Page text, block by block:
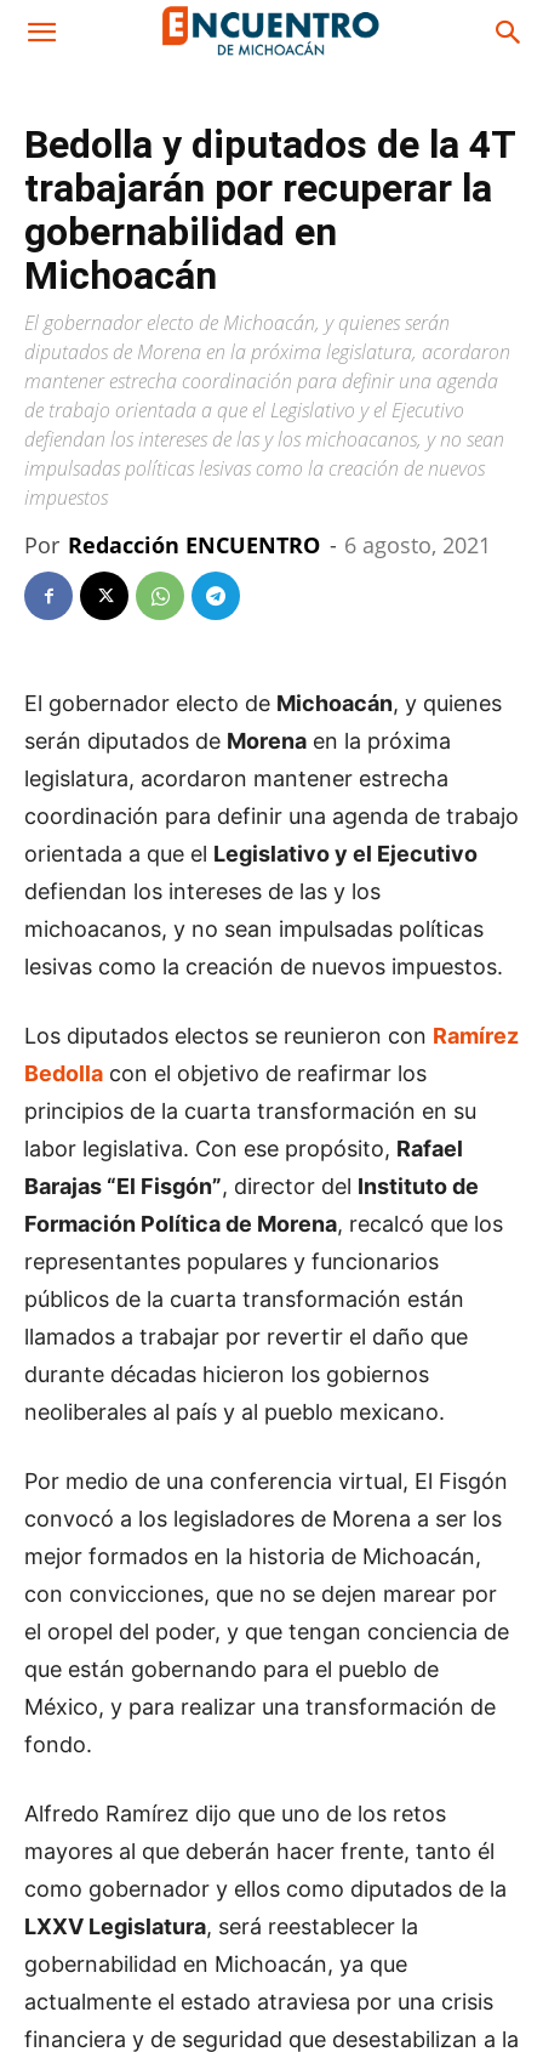
Bedolla y diputados de la 4T
trabajarán por recuperar la
gobernabilidad en
Michoacán
El gobernador electo de Michoacán, y quienes serán
diputados de Morena en la próxima legislatura, acordaron
mantener estrecha coordinación para definir una agenda
de trabajo orientada a que el Legislativo y el Ejecutivo
defiendan los intereses de las y los michoacanos, y no sean
impulsadas políticas lesivas como la creación de nuevos
impuestos
Por Redacción ENCUENTRO - 6 agosto, 2021
El gobernador electo de Michoacán, y quienes
serán diputados de Morena en la próxima
legislatura, acordaron mantener estrecha
coordinación para definir una agenda de trabajo
orientada a que el Legislativo y el Ejecutivo
defiendan los intereses de las y los
michoacanos, y no sean impulsadas políticas
lesivas como la creación de nuevos impuestos.
Los diputados electos se reunieron con Ramírez
Bedolla con el objetivo de reafirmar los
principios de la cuarta transformación en su
labor legislativa. Con ese propósito, Rafael
Barajas “El Fisgón”, director del Instituto de
Formación Política de Morena, recalcó que los
representantes populares y funcionarios
públicos de la cuarta transformación están
llamados a trabajar por revertir el daño que
durante décadas hicieron los gobiernos
neoliberales al país y al pueblo mexicano.
Por medio de una conferencia virtual, El Fisgón
convocó a los legisladores de Morena a ser los
mejor formados en la historia de Michoacán,
con convicciones, que no se dejen marear por
el oropel del poder, y que tengan conciencia de
que están gobernando para el pueblo de
México, y para realizar una transformación de
fondo.
Alfredo Ramírez dijo que uno de los retos
mayores al que deberán hacer frente, tanto él
como gobernador y ellos como diputados de la
LXXV Legislatura, será reestablecer la
gobernabilidad en Michoacán, ya que
actualmente el estado atraviesa por una crisis
financiera y de seguridad que desestabilizan a la